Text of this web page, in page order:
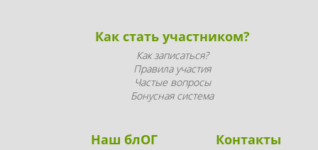
Как стать участником?
Как записаться?
Правила участия
Частые вопросы
Бонусная система
Наш блОГ Контакты